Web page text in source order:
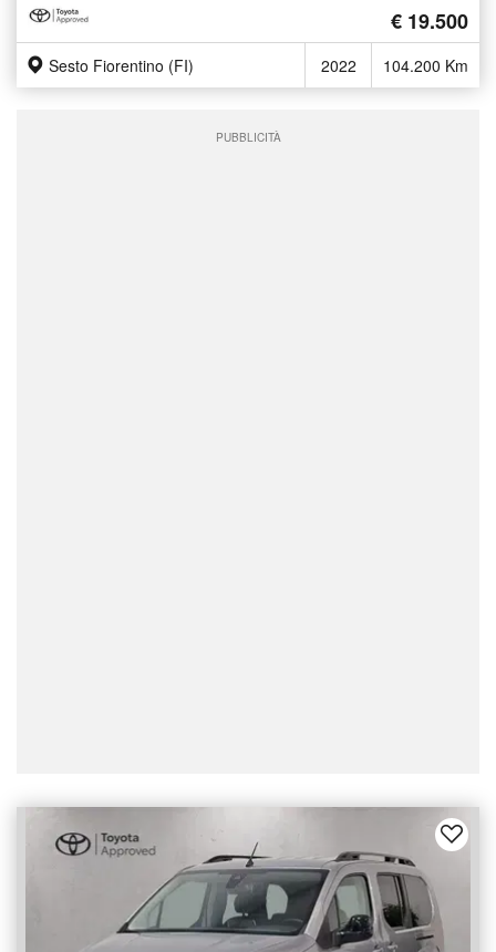
€ 19.500
Sesto Fiorentino (FI) 2022 104.200 Km
PUBBLICITÀ